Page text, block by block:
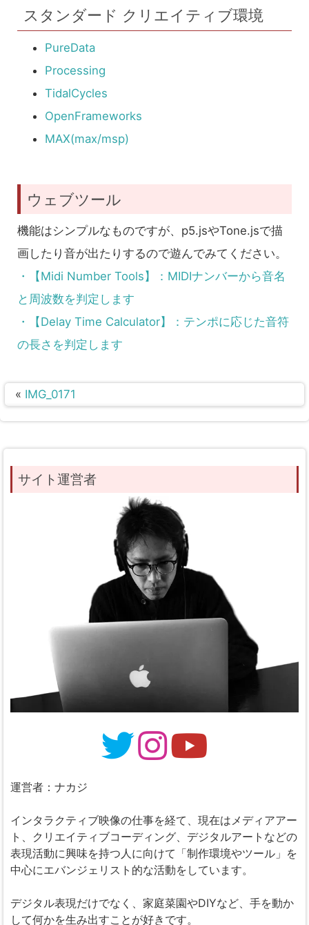
スタンダード クリエイティブ環境
PureData
Processing
TidalCycles
OpenFrameworks
MAX(max/msp)
ウェブツール
機能はシンプルなものですが、p5.jsやTone.jsで描
画したり音が出たりするので遊んでみてください。
・【Midi Number Tools】：MIDIナンバーから音名
と周波数を判定します
・【Delay Time Calculator】：テンポに応じた音符
の長さを判定します
« IMG_0171
サイト運営者
運営者：ナカジ
インタラクティブ映像の仕事を経て、現在はメディアアー
ト、クリエイティブコーディング、デジタルアートなどの
表現活動に興味を持つ人に向けて「制作環境やツール」を
中心にエバンジェリスト的な活動をしています。
デジタル表現だけでなく、家庭菜園やDIYなど、手を動か
して何かを生み出すことが好きです。